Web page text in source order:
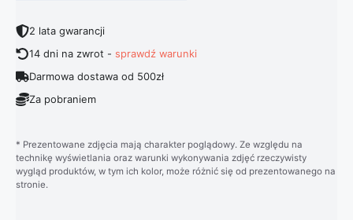
2 lata gwarancji
14 dni na zwrot -sprawdź warunki
Darmowa dostawa od 500zł
Za pobraniem
* Prezentowane zdjęcia mają charakter poglądowy. Ze względu na
technikę wyświetlania oraz warunki wykonywania zdjęć rzeczywisty
wygląd produktów, w tym ich kolor, może różnić się od prezentowanego na
stronie.